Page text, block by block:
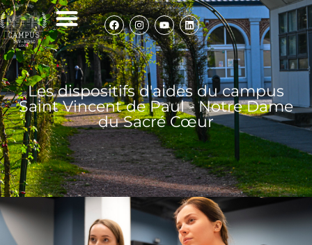
Les dispositifs d'aides du campus
Saint Vincent de Paul - Notre Dame
du Sacré Cœur